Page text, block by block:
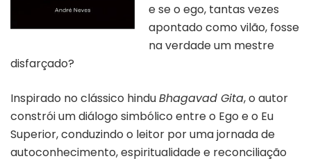
e se o ego, tantas vezes
apontado como vilão, fosse
na verdade um mestre
disfarçado?
Inspirado no clássico hinduBhagavad Gita, o autor
constrói um diálogo simbólico entre o Ego e o Eu
Superior, conduzindo o leitor por uma jornada de
autoconhecimento, espiritualidade e reconciliação